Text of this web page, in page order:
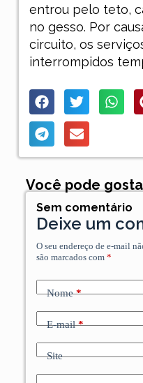
entrou pelo teto,
no gesso. Por
circuito, os
interrompidos
Você pode
Sem comentário
Deixe um
O seu endereço de e-mail
são marcados com *
Nome*
E-mail*
Site